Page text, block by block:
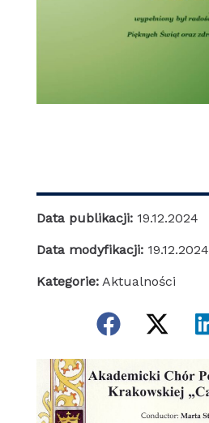
Data publikacji: 19.12.2024
Data modyfikacji: 19.12.2024
Kategorie: Aktualności